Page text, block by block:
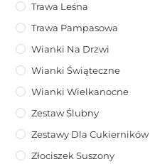
Trawa Leśna
Trawa Pampasowa
Wianki Na Drzwi
Wianki Świąteczne
Wianki Wielkanocne
Zestaw Ślubny
Zestawy Dla Cukierników
Złociszek Suszony